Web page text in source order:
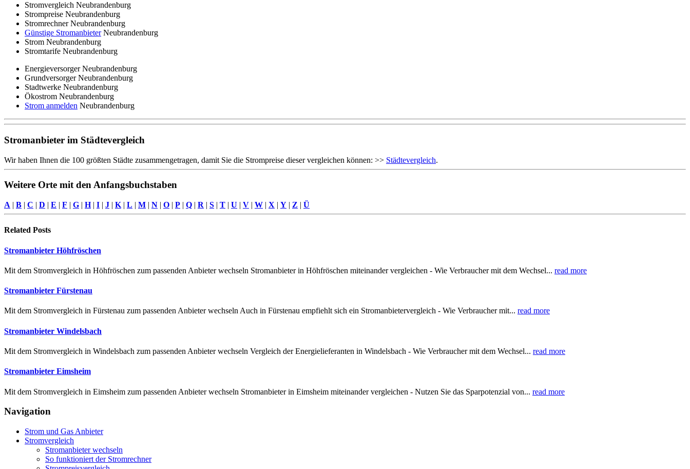
Stromvergleich Neubrandenburg
Strompreise Neubrandenburg
Stromrechner Neubrandenburg
Günstige StromanbieterNeubrandenburg
Strom Neubrandenburg
Stromtarife Neubrandenburg
Energieversorger Neubrandenburg
Grundversorger Neubrandenburg
Stadtwerke Neubrandenburg
Ökostrom Neubrandenburg
Strom anmelden Neubrandenburg
Stromanbieter im Städtevergleich
Wir haben Ihnen die 100 größten Städte zusammengetragen, damit Sie die Strompreise dieser vergleichen können: >> Städtevergleich.
Weitere Orte mit den Anfangsbuchstaben
A | B | C | D | E | F | G | H| I | J | K | L | M | N | O | P | Q | R | S | T | U | V | W | X | Y | Z | Ü
Related Posts
Stromanbieter Höhfröschen
Mit dem Stromvergleich in Höhfröschen zum passenden Anbieter wechseln Stromanbieter in Höhfröschen miteinander vergleichen - Wie Verbraucher mit dem Wechsel... read more
Stromanbieter Fürstenau
Mit dem Stromvergleich in Fürstenau zum passenden Anbieter wechseln Auch in Fürstenau empfiehlt sich ein Stromanbietervergleich - Wie Verbraucher mit... read more
Stromanbieter Windelsbach
Mit dem Stromvergleich in Windelsbach zum passenden Anbieter wechseln Vergleich der Energielieferanten in Windelsbach - Wie Verbraucher mit dem Wechsel... read more
Stromanbieter Eimsheim
Mit dem Stromvergleich in Eimsheim zum passenden Anbieter wechseln Stromanbieter in Eimsheim miteinander vergleichen - Nutzen Sie das Sparpotenzial von... read more
Navigation
Strom und Gas Anbieter
Stromvergleich
Stromanbieter wechseln
So funktioniert der Stromrechner